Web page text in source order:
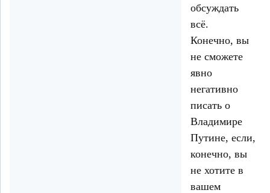
обсуждать
всё.
Конечно, вы
не сможете
явно
негативно
писать о
Владимире
Путине, если,
конечно, вы
не хотите в
вашем